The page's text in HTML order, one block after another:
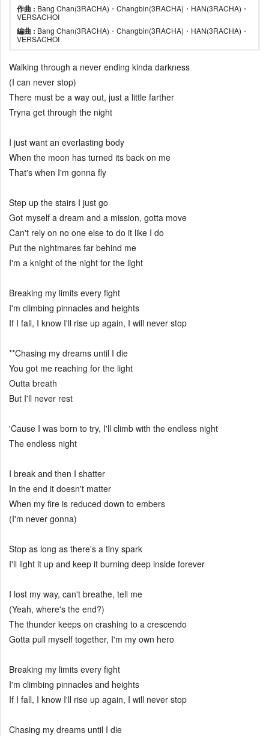
作曲 : Bang Chan(3RACHA)・Changbin(3RACHA)・HAN(3RACHA)・
VERSACHOI
編曲 : Bang Chan(3RACHA)・Changbin(3RACHA)・HAN(3RACHA)・
VERSACHOI
Walking through a never ending kinda darkness
(I can never stop)
There must be a way out, just a little farther
Tryna get through the night
I just want an everlasting body
When the moon has turned its back on me
That's when I'm gonna fly
Step up the stairs I just go
Got myself a dream and a mission, gotta move
Can't rely on no one else to do it like I do
Put the nightmares far behind me
I'm a knight of the night for the light
Breaking my limits every fight
I'm climbing pinnacles and heights
If I fall, I know I'll rise up again, I will never stop
**Chasing my dreams until I die
You got me reaching for the light
Outta breath
But I'll never rest
'Cause I was born to try, I'll climb with the endless night
The endless night
I break and then I shatter
In the end it doesn't matter
When my fire is reduced down to embers
(I'm never gonna)
Stop as long as there's a tiny spark
I'll light it up and keep it burning deep inside forever
I lost my way, can't breathe, tell me
(Yeah, where's the end?)
The thunder keeps on crashing to a crescendo
Gotta pull myself together, I'm my own hero
Breaking my limits every fight
I'm climbing pinnacles and heights
If I fall, I know I'll rise up again, I will never stop
Chasing my dreams until I die